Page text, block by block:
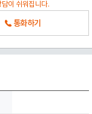
이 쉬워집니다.
통화하기